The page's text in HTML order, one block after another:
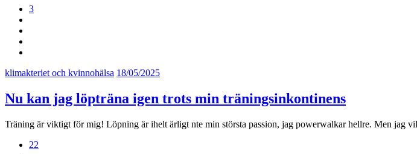
3
klimakteriet och kvinnohälsa 18/05/2025
Nu kan jag löpträna igen trots min träningsinkontinens
Träning är viktigt för mig! Löpning är ihelt ärligt nte min största passion, jag powerwalkar hellre. Men jag
22